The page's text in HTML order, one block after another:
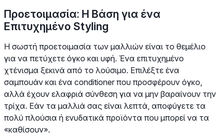
Προετοιμασία: Η Βάση για ένα
Επιτυχημένο Styling
Η σωστή προετοιμασία των μαλλιών είναι το θεμέλιο
για να πετύχετε όγκο και υφή. Ένα επιτυχημένο
χτένισμα ξεκινά από το λούσιμο. Επιλέξτε ένα
σαμπουάν και ένα conditioner που προσφέρουν όγκο,
αλλά έχουν ελαφριά σύνθεση για να μην βαραίνουν την
τρίχα. Εάν τα μαλλιά σας είναι λεπτά, αποφύγετε τα
πολύ πλούσια ή ενυδατικά προϊόντα που μπορεί να τα
«καθίσουν».